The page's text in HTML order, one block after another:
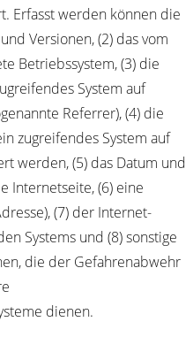
Erfasst werden können die
Versionen, (2) das vom
Betriebssystem, (3) die
System auf
Referrer), (4) die
zugreifendes System auf
werden, (5) das Datum und
Internetseite, (6) eine
(7) der Internet-
Systems und (8) sonstige
die der Gefahrenabwehr
dienen.